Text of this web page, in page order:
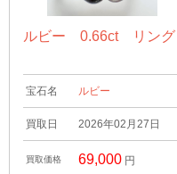
ルビー 0.66ct リング
宝石名 ルビー
買取日 2026年02月27日
買取価格 69,000 円